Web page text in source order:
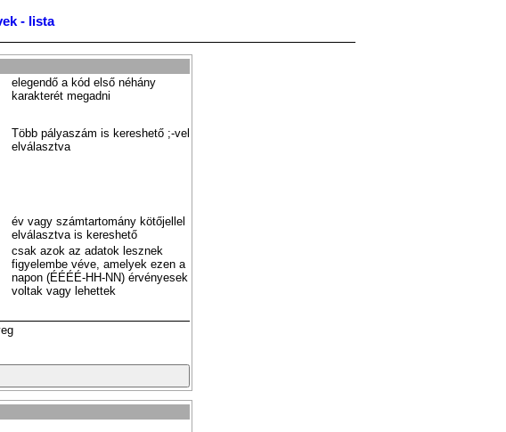
- lista
elegendő a kód első néhány
karakterét megadni
Több pályaszám is kereshető ;-vel
elválasztva
év vagy számtartomány kötőjellel
elválasztva is kereshető
csak azok az adatok lesznek
figyelembe véve, amelyek ezen a
napon (ÉÉÉÉ-HH-NN) érvényesek
voltak vagy lehettek